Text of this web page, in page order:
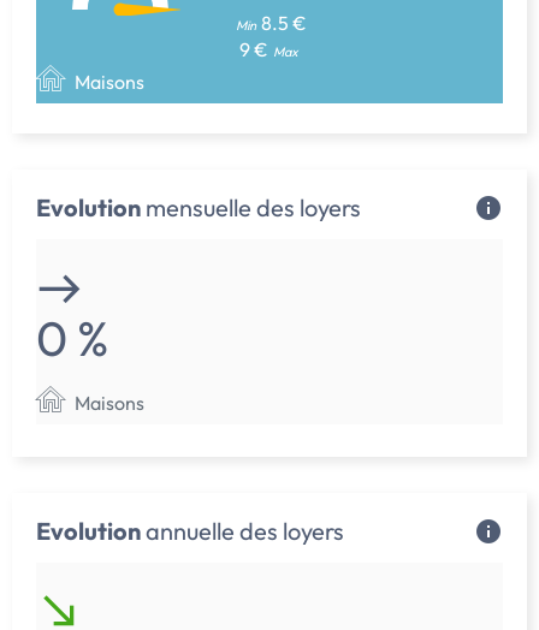
Min 8.5 €
9 € Max
Maisons
Evolution mensuelle des loyers
0 %
Maisons
Evolutionannuelle des loyers